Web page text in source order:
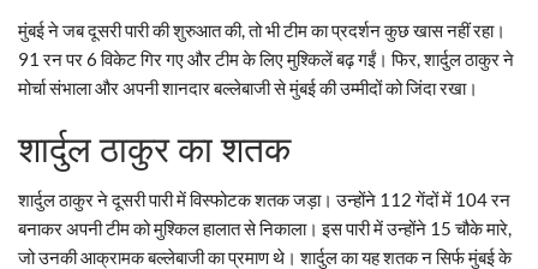
मुंबई ने जब दूसरी पारी की शुरुआत की, तो भी टीम का प्रदर्शन कुछ खास नहीं रहा।
91 रन पर 6 विकेट गिर गए और टीम के लिए मुश्किलें बढ़ गईं। फिर, शार्दुल ठाकुर ने
मोर्चा संभाला और अपनी शानदार बल्लेबाजी से मुंबई की उम्मीदों को जिंदा रखा।
शार्दुल ठाकुर का शतक
शार्दुल ठाकुर ने दूसरी पारी में विस्फोटक शतक जड़ा। उन्होंने 112 गेंदों में 104 रन
बनाकर अपनी टीम को मुश्किल हालात से निकाला। इस पारी में उन्होंने 15 चौके मारे,
जो उनकी आक्रामक बल्लेबाजी का प्रमाण थे। शार्दुल का यह शतक न सिर्फ मुंबई के